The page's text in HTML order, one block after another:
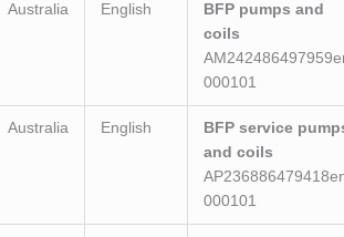
Australia English
BFP pumps and
coils
000101
Australia English
BFP service
and coils
000101